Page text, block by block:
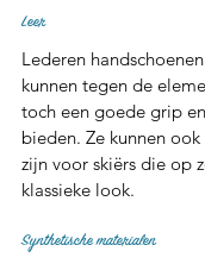
Leer
Lederen
kunnen tegen de
toch een goede grip
bieden. Ze kunnen
zijn voor skiërs die op
klassieke look.
Synthetische materialen